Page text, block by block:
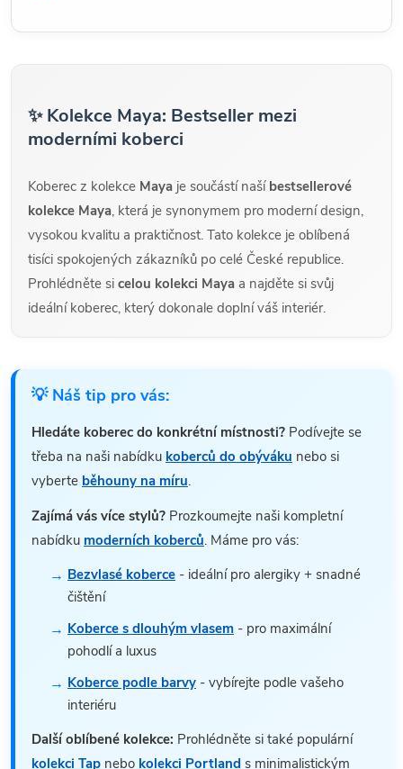
✨ Kolekce Maya: Bestseller mezi
moderními koberci
Koberec z kolekce Maya je součástí naší bestsellerové
kolekce Maya, která je synonymem pro moderní design,
vysokou kvalitu a praktičnost. Tato kolekce je oblíbená
tisíci spokojených zákazníků po celé České republice.
Prohlédněte si celou kolekci Maya a najděte si svůj
ideální koberec, který dokonale doplní váš interiér.
💡 Náš tip pro vás:
Hledáte koberec do konkrétní místnosti? Podívejte se
třeba na naši nabídku koberců do obýváku nebo si
vyberte běhouny na míru.
Zajímá vás více stylů? Prozkoumejte naši kompletní
nabídku moderních koberců. Máme pro vás:
Bezvlasé koberce - ideální pro alergiky + snadné
čištění
Koberce s dlouhým vlasem - pro maximální
pohodlí a luxus
Koberce podle barvy - vybírejte podle vašeho
interiéru
Další oblíbené kolekce: Prohlédněte si také populární
kolekci Tap nebo kolekci Portland s minimalistickým